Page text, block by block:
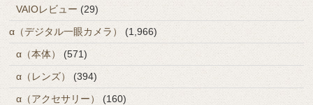
VAIOレビュー (29)
α（デジタル一眼カメラ）
(1,966)
α（本体）
(571)
α（レンズ）
(394)
α（アクセサリー）
(160)